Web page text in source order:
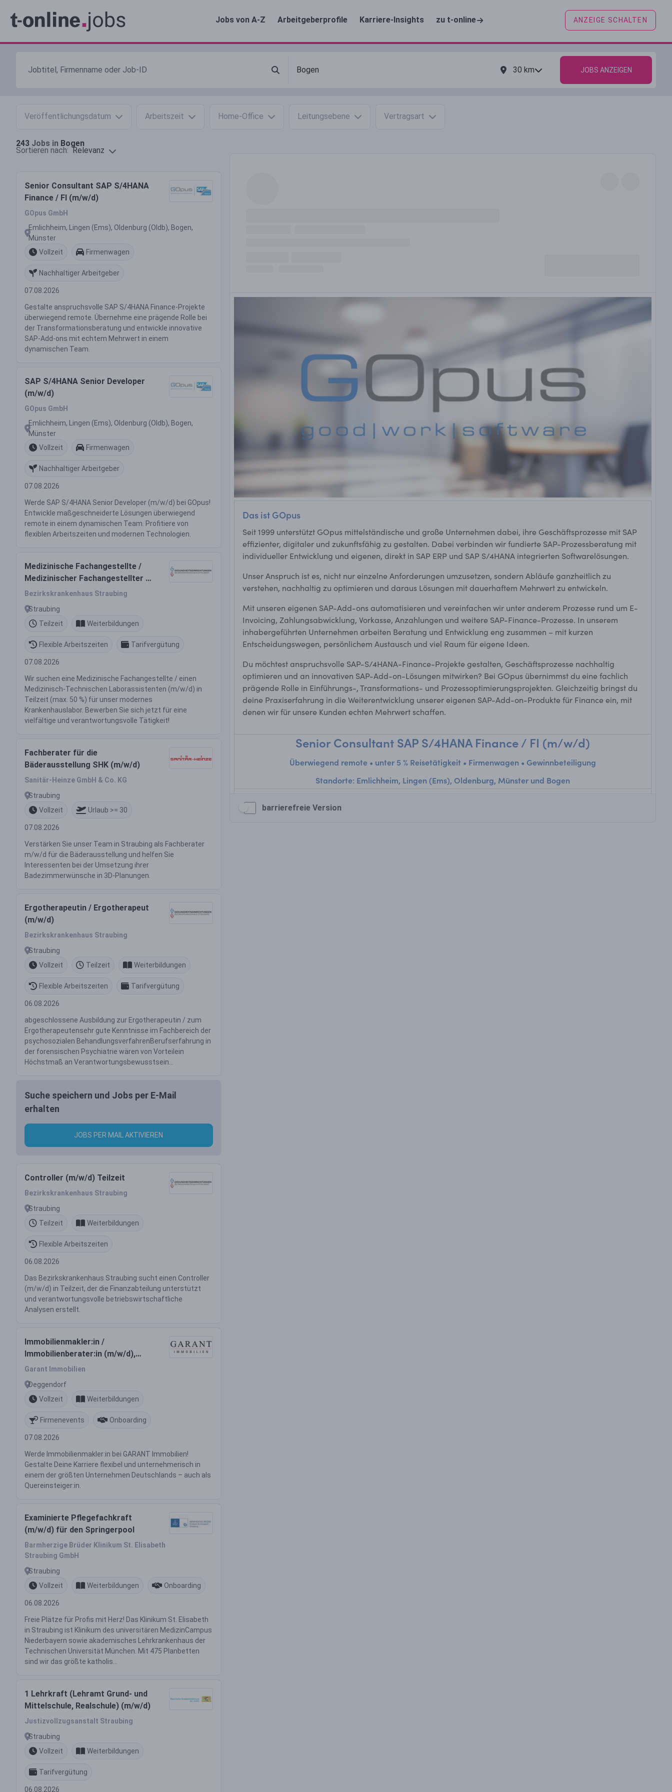
Jobs von A-Z Arbeitgeberprofile Karriere-Insights zu t-online ANZEIGE SCHALTEN
30 km JOBS ANZEIGEN
Veröffentlichungsdatum Arbeitszeit Home-Office Leitungsebene Vertragsart
243 Jobs in Bogen
Sortieren nach: Relevanz
Senior Consultant SAP S/4HANA
Finance / FI (m/w/d)
GOpus GmbH
Emlichheim, Lingen (Ems), Oldenburg (Oldb), Bogen,
Münster
Vollzeit
Firmenwagen
Nachhaltiger Arbeitgeber
07.08.2026
Gestalte anspruchsvolle SAP S/4HANA Finance-Projekte
überwiegend remote. Übernehme eine prägende Rolle bei
der Transformationsberatung und entwickle innovative
SAP-Add-ons mit echtem Mehrwert in einem
dynamischen Team.
SAP S/4HANA Senior Developer
(m/w/d)
GOpus GmbH
Emlichheim, Lingen (Ems), Oldenburg (Oldb), Bogen,
Münster
Vollzeit
Firmenwagen
Nachhaltiger Arbeitgeber
07.08.2026
Werde SAP S/4HANA Senior Developer (m/w/d) bei GOpus!
Entwickle maßgeschneiderte Lösungen überwiegend
remote in einem dynamischen Team. Profitiere von
flexiblen Arbeitszeiten und modernen Technologien.
Medizinische Fachangestellte /
Medizinischer Fachangestellter /
Medizinisch-Technische
Technischer Laborassistent
(m/w/d) in Teilzeit
Bezirkskrankenhaus Straubing
Straubing
Teilzeit
Weiterbildungen
Flexible Arbeitszeiten Tarifvergütung
07.08.2026
Wir suchen eine Medizinische Fachangestellte / einen
Medizinisch-Technischen Laborassistenten (m/w/d) in
Teilzeit (max. 50 %) für unser modernes
Krankenhauslabor. Bewerben Sie sich jetzt für eine
vielfältige und verantwortungsvolle Tätigkeit!
Fachberater für die
Bäderausstellung SHK (m/w/d)
Sanitär-Heinze GmbH & Co. KG
Straubing
Vollzeit
Urlaub >= 30
07.08.2026
Verstärken Sie unser Team in Straubing als Fachberater
m/w/d für die Bäderausstellung und helfen Sie
Interessenten bei der Umsetzung ihrer
Badezimmerwünsche in 3D-Planungen.
Ergotherapeutin / Ergotherapeut
(m/w/d)
Bezirkskrankenhaus Straubing
Straubing
Vollzeit
Teilzeit Weiterbildungen
Flexible Arbeitszeiten Tarifvergütung
06.08.2026
abgeschlossene Ausbildung zur Ergotherapeutin / zum
Ergotherapeutensehr gute Kenntnisse im Fachbereich der
psychosozialen BehandlungsverfahrenBerufserfahrung in
der forensischen Psychiatrie wären von Vorteilein
Höchstmaß an Verantwortungsbewusstsein...
Suche speichern und Jobs per E-Mail
erhalten
JOBS PER MAIL AKTIVIEREN
Controller (m/w/d) Teilzeit
Bezirkskrankenhaus Straubing
Straubing
Teilzeit
Weiterbildungen
Flexible Arbeitszeiten
06.08.2026
Das Bezirkskrankenhaus Straubing sucht einen Controller
(m/w/d) in Teilzeit, der die Finanzabteilung unterstützt
und verantwortungsvolle betriebswirtschaftliche
Analysen erstellt.
Immobilienmakler:in /
Immobilienberater:in (m/w/d),
auch für Quereinsteiger:innen
Garant Immobilien
Deggendorf
Vollzeit
Weiterbildungen
Firmenevents Onboarding
07.08.2026
Werde Immobilienmakler:in bei GARANT Immobilien!
Gestalte Deine Karriere flexibel und unternehmerisch in
einem der größten Unternehmen Deutschlands – auch als
Quereinsteiger:in.
Examinierte Pflegefachkraft
(m/w/d) für den Springerpool
Barmherzige Brüder Klinikum St. Elisabeth
Straubing GmbH
Straubing
Vollzeit
Weiterbildungen Onboarding
06.08.2026
Freie Plätze für Profis mit Herz! Das Klinikum St. Elisabeth
in Straubing ist Klinikum des universitären MedizinCampus
Niederbayern sowie akademisches Lehrkrankenhaus der
Technischen Universität München. Mit 475 Planbetten
sind wir das größte katholis...
1 Lehrkraft (Lehramt Grund- und
Mittelschule, Realschule) (m/w/d)
Justizvollzugsanstalt Straubing
Straubing
Vollzeit
Weiterbildungen
Tarifvergütung
06.08.2026
barrierefreie Version